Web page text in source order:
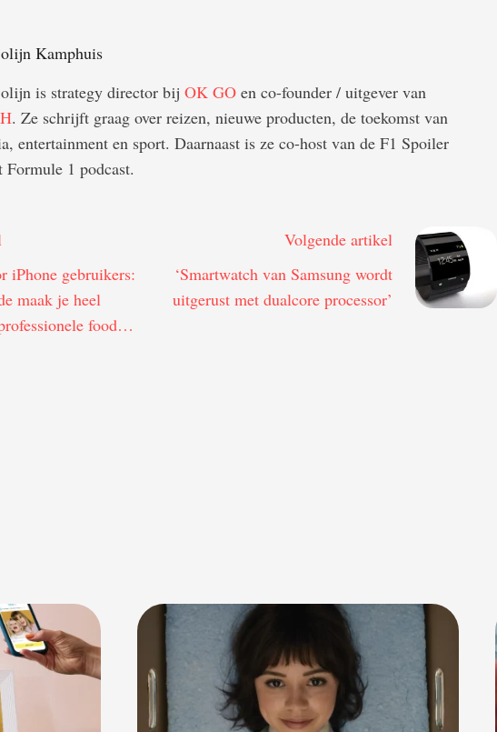
Kamphuis
is strategy director bijOK GO en co-founder / uitgever van
. Ze schrijft graag over reizen, nieuwe producten, de toekomst van
entertainment en sport. Daarnaast is ze co-host van de F1 Spoiler
Formule 1 podcast.
iPhone gebruikers:
maak je heel
food
Volgende artikel
‘Smartwatch van Samsung wordt
uitgerust met dualcore processor’